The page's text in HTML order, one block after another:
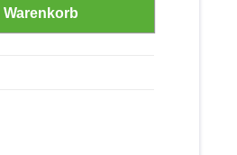
Warenkorb